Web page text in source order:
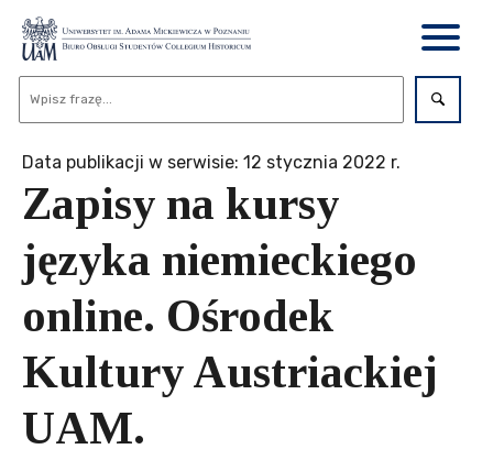
Data publikacji w serwisie: 12 stycznia 2022 r.
Zapisy na kursy
języka niemieckiego
online. Ośrodek
Kultury Austriackiej
UAM.